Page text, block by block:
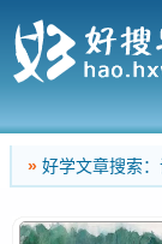
» 好学文章搜索